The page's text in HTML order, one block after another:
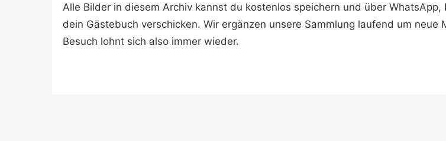
Alle Bilder in diesem Archiv kannst du kostenlos speichern und über WhatsApp,
dein Gästebuch verschicken. Wir ergänzen unsere Sammlung laufend um neue
Besuch lohnt sich also immer wieder.